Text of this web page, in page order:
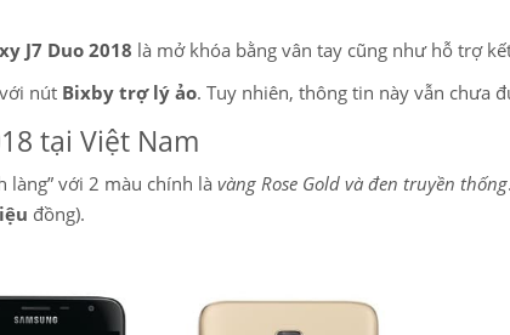
J7 Duo 2018 là mở khóa bằng vân tay cũng như hỗ trợ
nút Bixby trợ lý ảo. Tuy nhiên, thông tin này vẫn chưa
tại Việt Nam
làng” với 2 màu chính là vàng Rose Gold và đen truyền thống
đồng).